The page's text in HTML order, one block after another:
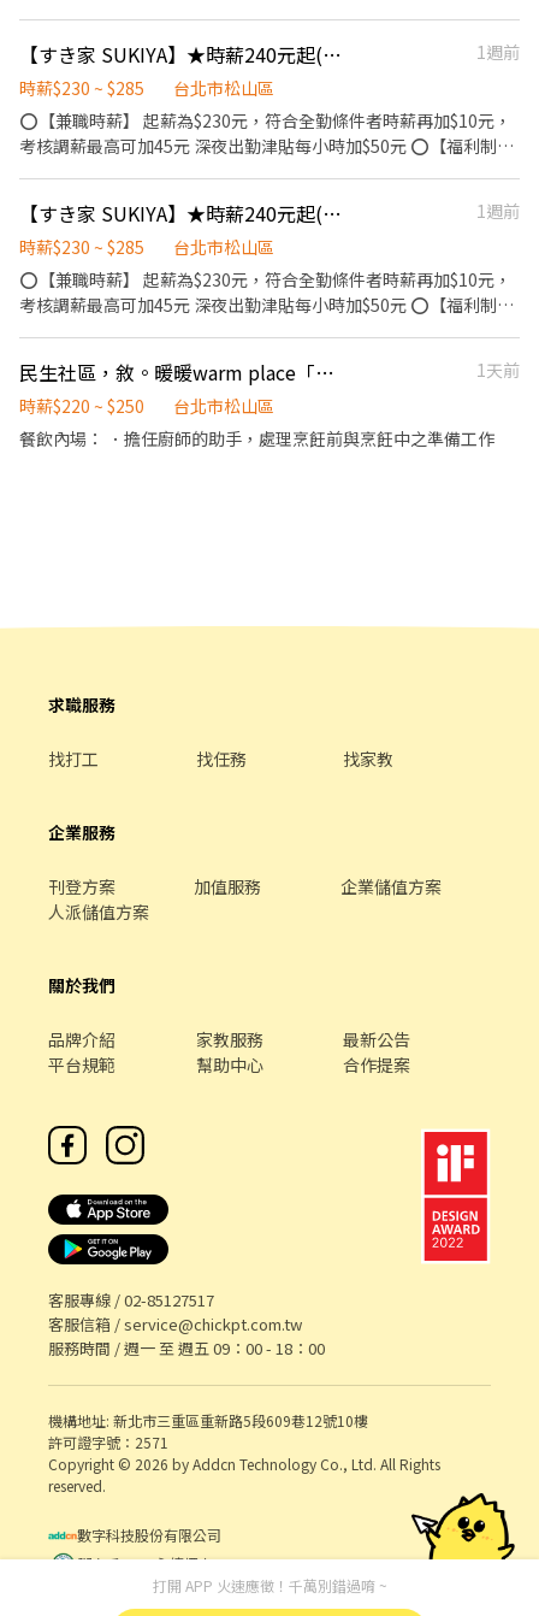
【すき家 SUKIYA】★時薪240元起(含全勤)★南京三民店
1週前
時薪$230 ~ $285
台北市松山區
⭕【兼職時薪】 起薪為$230元，符合全勤條件者時薪再加$10元，
考核調薪最高可加45元 深夜出勤津貼每小時加$50元 ⭕【福利制
健檢 ★勞保、健保，6％勞退提撥 ⭕【工作說明】 《內場》:餐點製
作、食材備料、進貨盤點 《外場》:接待服務顧客、收銀結帳、環境
整潔 ★開朗活潑有笑容 ★ＳＯＰ專業流程 ★無經驗可 ★提供完善
職前教育訓練 ⭕【經營理念】 我們是日本第一的速食連鎖ZENSHO
現作提供美味可口的日本國民美食-牛丼/咖哩，並以舒適衛生的用
餐環境、熱情用心的服務態度、平實親民的誠懇價格，強調食品安
全，顧客安心。不論是單獨一人、與家人一起、朋友一起，皆可享
受用餐的樂趣。
【すき家 SUKIYA】★時薪240元起(含全勤)★松山站前店
1週前
時薪$230 ~ $285
台北市松山區
⭕【兼職時薪】 起薪為$230元，符合全勤條件者時薪再加$10元，
考核調薪最高可加45元 深夜出勤津貼每小時加$50元 ⭕【福利制
健檢 ★勞保、健保，6％勞退提撥 ⭕【工作說明】 《內場》:餐點製
作、食材備料、進貨盤點 《外場》:接待服務顧客、收銀結帳、環境
整潔 ★開朗活潑有笑容 ★ＳＯＰ專業流程 ★無經驗可 ★提供完善
民生社區，敘。暖暖warm place「內場」計時人員
1天前
時薪$220 ~ $250
台北市松山區
餐飲內場： ．擔任廚師的助手，處理烹飪前與烹飪中之準備工作
求職服務
找打工 找任務 找家教
企業服務
刊登方案 加值服務
企業儲值方案
人派儲值方案
關於我們
品牌介紹 家教服務
最新公告
平台規範
幫助中心 合作提案
客服專線 /02-85127517
客服信箱 /service@chickpt.com.tw
服務時間 / 週一 至 週五 09：00 - 18：00
機構地址: 新北市三重區重新路5段609巷12號10樓
許可證字號：2571
Copyright © 2026 by Addcn Technology Co., Ltd. All Rights
reserved.
數字科技股份有限公司
鄧白氏 ESG 永續標章
打開 APP 火速應徵！千萬別錯過唷 ~